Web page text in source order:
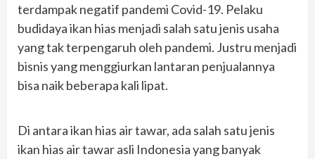
terdampak negatif pandemi Covid-19. Pelaku
budidaya ikan hias menjadi salah satu jenis usaha
yang tak terpengaruh oleh pandemi. Justru menjadi
bisnis yang menggiurkan lantaran penjualannya
bisa naik beberapa kali lipat.
Di antara ikan hias air tawar, ada salah satu jenis
ikan hias air tawar asli Indonesia yang banyak